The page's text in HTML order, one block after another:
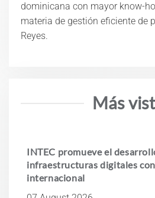
dominicana con mayor know-
materia de gestión eficiente de
Reyes.
Más
INTEC promueve el
infraestructuras digitales
internacional